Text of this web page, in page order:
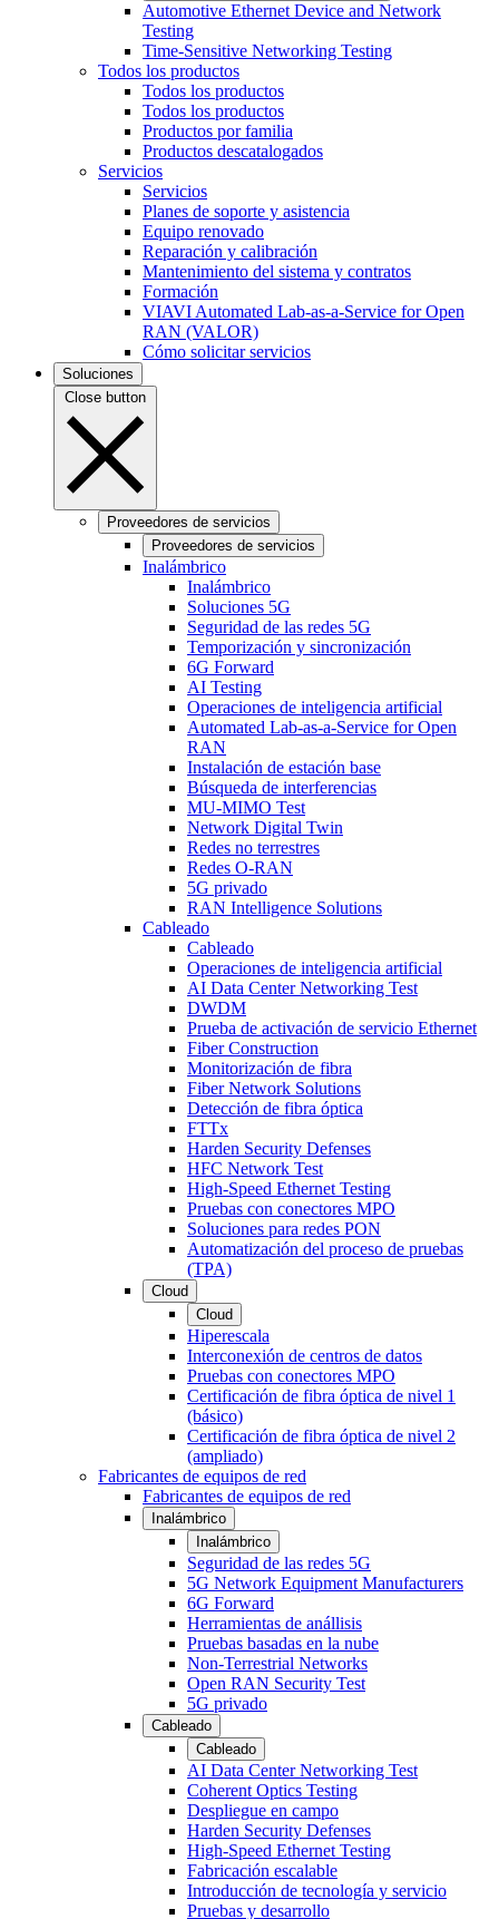
Automotive Ethernet Device and Network
Testing
Time-Sensitive Networking Testing
Todos los productos
Todos los productos
Todos los productos
Productos por familia
Productos descatalogados
Servicios
Servicios
Planes de soporte y asistencia
Equipo renovado
Reparación y calibración
Mantenimiento del sistema y contratos
Formación
VIAVI Automated Lab-as-a-Service for Open
RAN (VALOR)
Cómo solicitar servicios
Soluciones
Close button
Proveedores de servicios
Proveedores de servicios
Inalámbrico
Inalámbrico
Soluciones 5G
Seguridad de las redes 5G
Temporización y sincronización
6G Forward
AI Testing
Operaciones de inteligencia artificial
Automated Lab-as-a-Service for Open
RAN
Instalación de estación base
Búsqueda de interferencias
MU-MIMO Test
Network Digital Twin
Redes no terrestres
Redes O-RAN
5G privado
RAN Intelligence Solutions
Cableado
Cableado
Operaciones de inteligencia artificial
AI Data Center Networking Test
DWDM
Prueba de activación de servicio Ethernet
Fiber Construction
Monitorización de fibra
Fiber Network Solutions
Detección de fibra óptica
FTTx
Harden Security Defenses
HFC Network Test
High-Speed Ethernet Testing
Pruebas con conectores MPO
Soluciones para redes PON
Automatización del proceso de pruebas
(TPA)
Cloud
Cloud
Hiperescala
Interconexión de centros de datos
Pruebas con conectores MPO
Certificación de fibra óptica de nivel 1
(básico)
Certificación de fibra óptica de nivel 2
(ampliado)
Fabricantes de equipos de red
Fabricantes de equipos de red
Inalámbrico
Inalámbrico
Seguridad de las redes 5G
5G Network Equipment Manufacturers
6G Forward
Herramientas de anállisis
Pruebas basadas en la nube
Non-Terrestrial Networks
Open RAN Security Test
5G privado
Cableado
Cableado
AI Data Center Networking Test
Coherent Optics Testing
Despliegue en campo
Harden Security Defenses
High-Speed Ethernet Testing
Fabricación escalable
Introducción de tecnología y servicio
Pruebas y desarrollo